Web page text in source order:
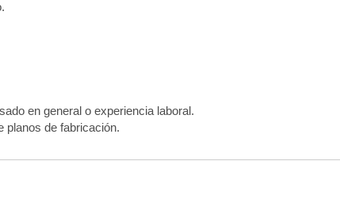
en general o experiencia laboral.
planos de fabricación.